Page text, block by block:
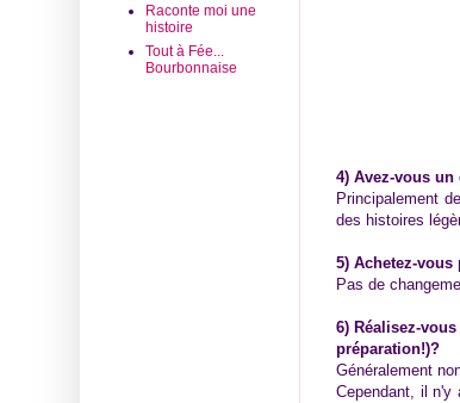
4) Avez-vous
Principalement
des histoires
5) Achetez-
Pas de
6) Réalisez-
préparation!)?
Généralement
Cependant, il n'y
Raconte moi une
histoire
Tout à Fée...
Bourbonnaise